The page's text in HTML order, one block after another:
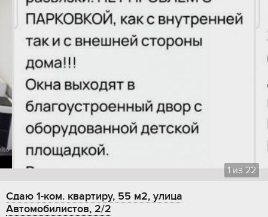
1 из 22
Сдаю 1-ком. квартиру, 55 м2, улица
Автомобилистов, 2/2